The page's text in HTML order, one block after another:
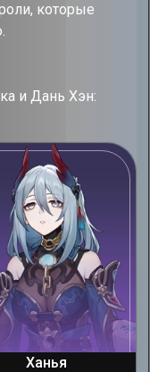
которые
и Дань Хэн:
Ханья